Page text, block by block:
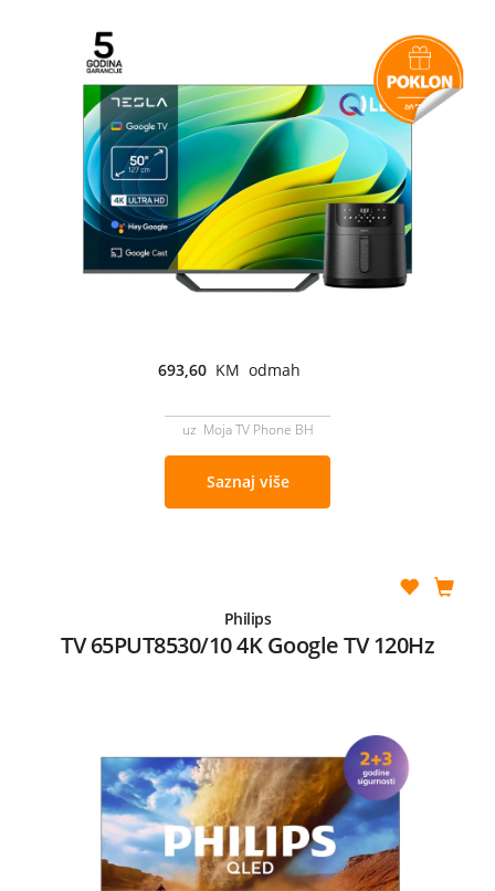
693,60 KM odmah
uz Moja TV Phone BH
Saznaj više
Philips
TV 65PUT8530/10 4K Google TV 120Hz